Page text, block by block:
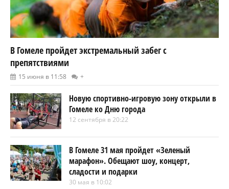
В Гомеле пройдет экстремальный забег с
препятствиями
15 июня в 11:58 +
Новую спортивно-игровую зону открыли в
Гомеле ко Дню города
12 сентября в 20:22
В Гомеле 31 мая пройдет «Зеленый
марафон». Обещают шоу, концерт,
сладости и подарки
30 мая в 10:02